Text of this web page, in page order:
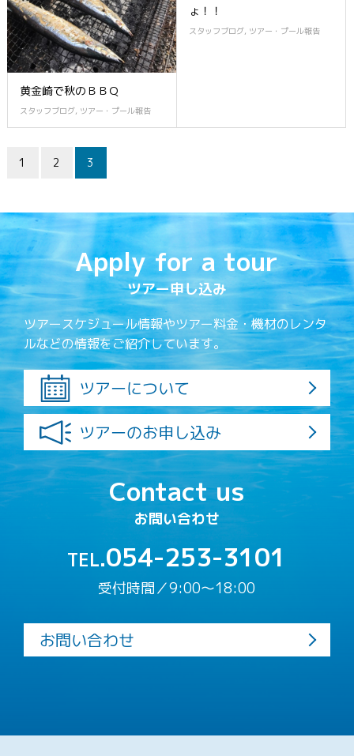
黄金崎で秋のＢＢＱ
スタッフブログ, ツアー・プール報告
ょ！！
スタッフブログ, ツアー・プール報告
1 2 3
Apply for a tour
ツアー申し込み
ツアースケジュール情報やツアー料金・機材のレンタ
ルなどの情報をご紹介しています。
ツアーについて
ツアーのお申し込み
Contact us
お問い合わせ
TEL.054-253-3101
受付時間／9:00〜18:00
お問い合わせ